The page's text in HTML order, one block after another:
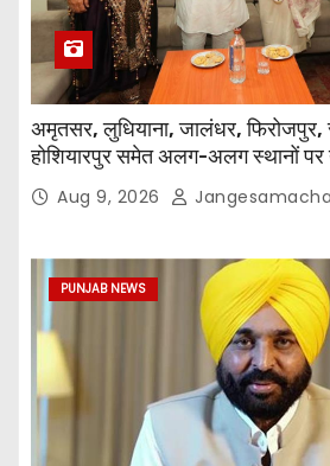
अमृतसर, लुधियाना, जालंधर, फिरोजपुर,
होशियारपुर समेत अलग-अलग स्थानों पर
मान Aug 9, 2026
PUNJAB NEWS